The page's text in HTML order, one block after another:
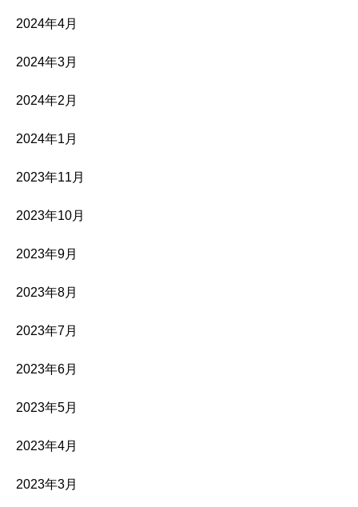
2024年4月
2024年3月
2024年2月
2024年1月
2023年11月
2023年10月
2023年9月
2023年8月
2023年7月
2023年6月
2023年5月
2023年4月
2023年3月